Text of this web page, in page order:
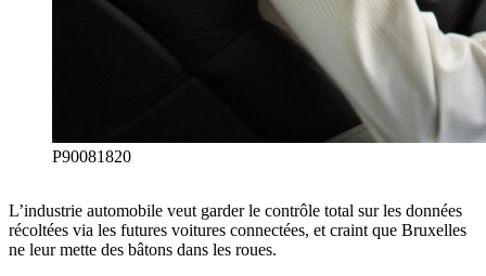
P90081820
L’industrie automobile veut garder le contrôle total sur les données
récoltées via les futures voitures connectées, et craint que Bruxelles
ne leur mette des bâtons dans les roues.